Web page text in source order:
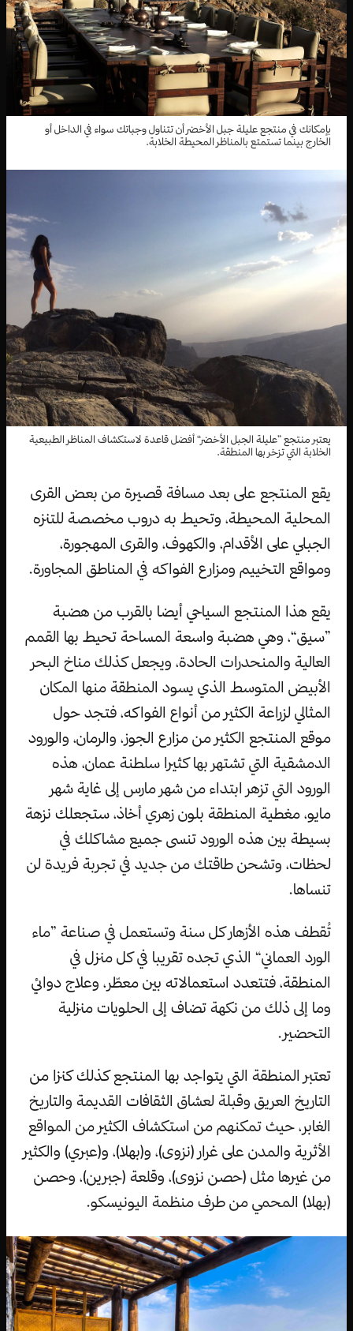
بإمكانك في منتجع عليلة جبل الأخضر أن تتناول وجباتك سواء في الداخل أو
الخارج بينما تستمتع بالمناظر المحيطة الخلابة.
يعتبر منتجع ”عليلة الجبل الأخضر“ أفضل قاعدة لاستكشاف المناظر الطبيعية
الخلابة التي تزخر بها المنطقة.
يقع المنتجع على بعد مسافة قصيرة من بعض القرى
المحلية المحيطة، وتحيط به دروب مخصصة للتنزه
الجبلي على الأقدام، والكهوف، والقرى المهجورة،
ومواقع التخييم ومزارع الفواكه في المناطق المجاورة.
يقع هذا المنتجع السياحي أيضا بالقرب من هضبة
”سيق“، وهي هضبة واسعة المساحة تحيط بها القمم
العالية والمنحدرات الحادة، ويجعل كذلك مناخ البحر
الأبيض المتوسط الذي يسود المنطقة منها المكان
المثالي لزراعة الكثير من أنواع الفواكه، فتجد حول
موقع المنتجع الكثير من مزارع الجوز، والرمان، والورود
الدمشقية التي تشتهر بها كثيرا سلطنة عمان، هذه
الورود التي تزهر ابتداء من شهر مارس إلى غاية شهر
مايو، مغطية المنطقة بلون زهري أخاذ، ستجعلك نزهة
بسيطة بين هذه الورود تنسى جميع مشاكلك في
لحظات، وتشحن طاقتك من جديد في تجربة فريدة لن
تنساها.
تُقطف هذه الأزهار كل سنة وتستعمل في صناعة ”ماء
الورد العماني“ الذي تجده تقريبا في كل منزل في
المنطقة، فتتعدد استعمالاته بين معطّر، وعلاج دوائي
وما إلى ذلك من نكهة تضاف إلى الحلويات منزلية
التحضير.
تعتبر المنطقة التي يتواجد بها المنتجع كذلك كنزا من
التاريخ العريق وقبلة لعشاق الثقافات القديمة والتاريخ
الغابر، حيث تمكنهم من استكشاف الكثير من المواقع
الأثرية والمدن على غرار (نزوى)، و(بهلا)، و(عبري) والكثير
من غيرها مثل (حصن نزوى)، وقلعة (جبرين)، وحصن
(بهلا) المحمي من طرف منظمة اليونيسكو.